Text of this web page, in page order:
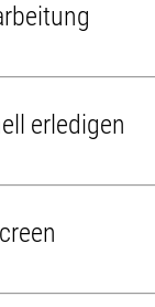
erledigen